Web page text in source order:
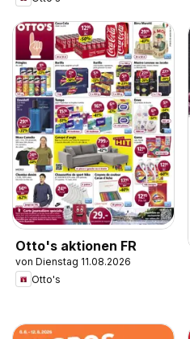
Otto's aktionen FR
von Dienstag 11.08.2026
Otto's